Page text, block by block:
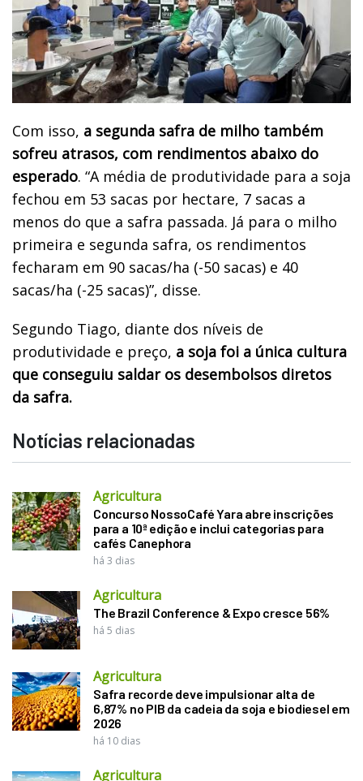
Com isso, a segunda safra de milho também
sofreu atrasos, com rendimentos abaixo do
esperado. “A média de produtividade para a soja
fechou em 53 sacas por hectare, 7 sacas a
menos do que a safra passada. Já para o milho
primeira e segunda safra, os rendimentos
fecharam em 90 sacas/ha (-50 sacas) e 40
sacas/ha (-25 sacas)”, disse.
Segundo Tiago, diante dos níveis de
produtividade e preço, a soja foi a única cultura
que conseguiu saldar os desembolsos diretos
da safra.
Notícias relacionadas
Agricultura
Concurso NossoCafé Yara abre inscrições
para a 10ª edição e inclui categorias para
cafés Canephora
há 3 dias
Agricultura
The Brazil Conference & Expo cresce 56%
há 5 dias
Agricultura
Safra recorde deve impulsionar alta de
6,87% no PIB da cadeia da soja e biodiesel em
2026
há 10 dias
Agricultura